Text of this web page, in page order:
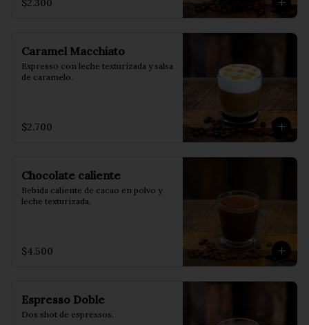
$2.300
Caramel Macchiato
Expresso con leche texturizada y salsa
de caramelo.
$2.700
Chocolate caliente
Bebida caliente de cacao en polvo y
leche texturizada.
$4.500
Espresso Doble
Dos shot de espressos.